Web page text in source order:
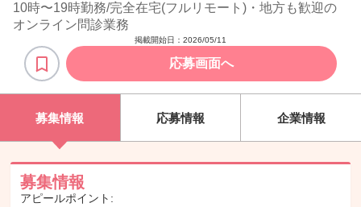
10時〜19時勤務/完全在宅(フルリモート)・地方も歓迎の
オンライン問診業務
掲載開始日： 2026/05/11
応募画面へ
募集情報 応募情報 企業情報
募集情報
アピールポイント: